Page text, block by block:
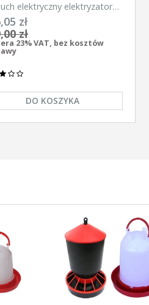
elektryczny elektryzator
z zasilaczem
Unitra - U1000
zł
zł
23% VAT, bez kosztów
DO KOSZYKA